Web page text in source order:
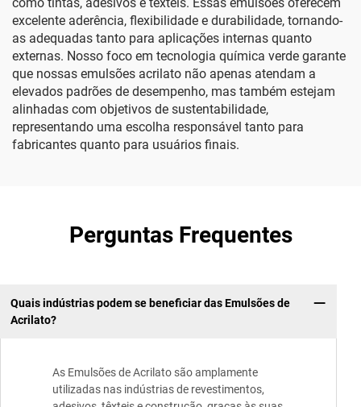
excelente aderência, flexibilidade e durabilidade, tornando-
as adequadas tanto para aplicações internas quanto
externas. Nosso foco em tecnologia química verde garante
que nossas emulsões acrilato não apenas atendam a
elevados padrões de desempenho, mas também estejam
alinhadas com objetivos de sustentabilidade,
representando uma escolha responsável tanto para
fabricantes quanto para usuários finais.
Perguntas Frequentes
Quais indústrias podem se beneficiar das Emulsões de
Acrilato?
As Emulsões de Acrilato são amplamente
utilizadas nas indústrias de revestimentos,